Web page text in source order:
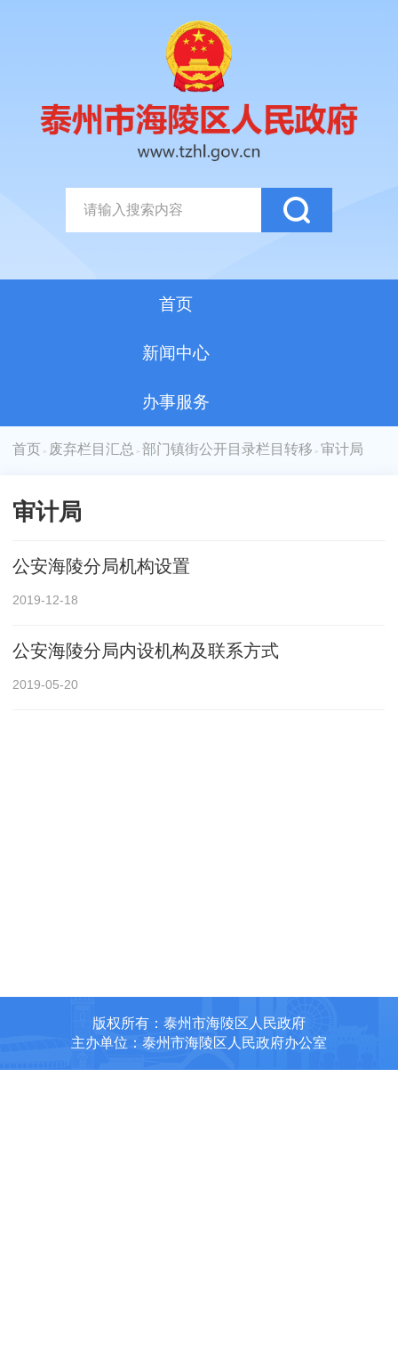
首页
新闻中心
办事服务
首页 > 废弃栏目汇总 > 部门镇街公开目录栏目转移 > 审计局
审计局
公安海陵分局机构设置
2019-12-18
公安海陵分局内设机构及联系方式
2019-05-20
版权所有：泰州市海陵区人民政府
主办单位：泰州市海陵区人民政府办公室